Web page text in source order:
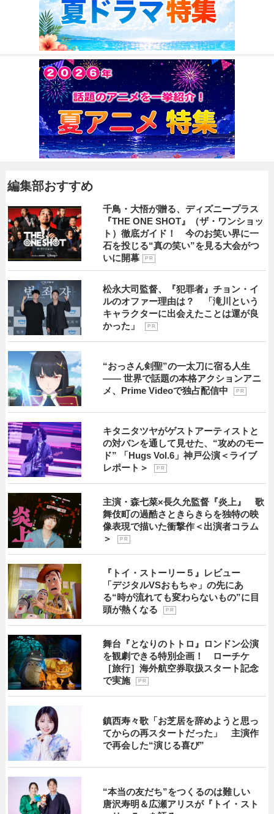
編集部おすすめ
千鳥・大悟が贈る、ディズニープラス
『THE ONE SHOT』（ザ・ワンショッ
ト）徹底ガイド！ 今のお笑い界に一
石を投じる“真の笑い”を見る大会がつ
いに開幕
P R
松永大司監督、『犯罪者』チョン・イ
ルのオファー理由は？ 「滝川という
キャラクターに出会えたことは運が良
かった」
P R
“おっさん剣聖”の一太刀に宿る人生
―― 世界で話題の本格アクションアニ
メ、Prime Videoで独占配信中
P R
キタニタツヤがゲストアーティストと
の対バンを通して見せた、“攻めのモー
ド” 「Hugs Vol.6」神戸公演＜ライブ
レポート＞
P R
主演・森七菜×長久允監督『炎上』 歌
舞伎町の過酷さときらきらを独特の映
像表現で描いた衝撃作＜出演者コラム
＞
P R
『トイ・ストーリー５』レビュー
「デジタルVSおもちゃ」の先にあ
る“時が流れても変わらないもの”に目
頭が熱くなる
P R
舞台『となりのトトロ』ロンドン公演
を観劇できる特別企画！ ローチケ
［旅行］海外航空券取扱スタート記念
で実施
P R
鎮西寿々歌「お芝居を辞めようと思っ
てからの再スタートだった」 主演作
で再会した“演じる喜び”
“本当の友だち”をつくるのは難しい
唐沢寿明＆広瀬アリスが『トイ・スト